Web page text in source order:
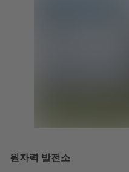
원자력 발전소